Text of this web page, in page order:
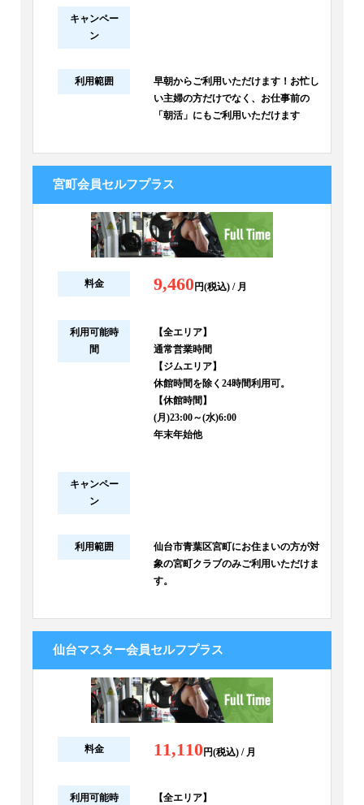
キャンペー
ン
利用範囲
早朝からご利用いただけます！お忙し
い主婦の方だけでなく、お仕事前の
「朝活」にもご利用いただけます
宮町会員セルフプラス
料金 9,460円(税込) / 月
利用可能時
間
【全エリア】
通常営業時間
【ジムエリア】
休館時間を除く24時間利用可。
【休館時間】
(月)23:00～(水)6:00
年末年始他
キャンペー
ン
利用範囲
仙台市青葉区宮町にお住まいの方が対
象の宮町クラブのみご利用いただけま
す。
仙台マスター会員セルフプラス
料金 11,110円(税込) / 月
利用可能時
【全エリア】